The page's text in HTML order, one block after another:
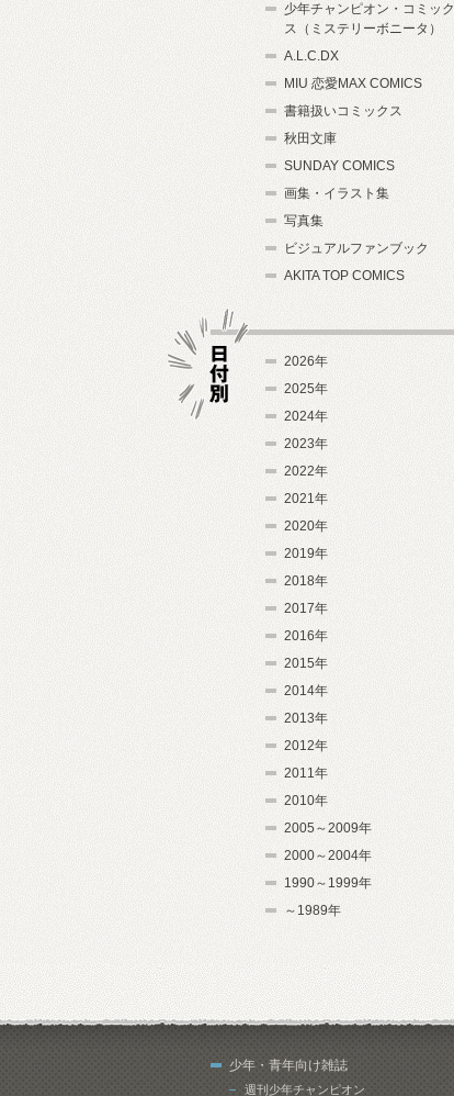
少年チャンピオン・コミック
ス（ミステリーボニータ）
A.L.C.DX
MIU 恋愛MAX COMICS
書籍扱いコミックス
秋田文庫
SUNDAY COMICS
画集・イラスト集
写真集
ビジュアルファンブック
AKITA TOP COMICS
2026年
2025年
2024年
2023年
2022年
2021年
2020年
2019年
2018年
2017年
2016年
2015年
2014年
2013年
2012年
2011年
2010年
2005～2009年
2000～2004年
1990～1999年
～1989年
少年・青年向け雑誌
週刊少年チャンピオン